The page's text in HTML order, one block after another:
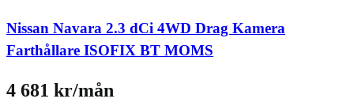
Nissan Navara 2.3 dCi 4WD Drag Kamera
Farthållare ISOFIX BT MOMS
4 681 kr/mån